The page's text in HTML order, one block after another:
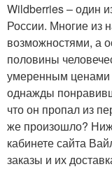
Wildberries – один
России. Многие из
возможностями, а
половины
умеренным ценами
однажды
что он пропал из
же произошло?
кабинете сайта
заказы и их